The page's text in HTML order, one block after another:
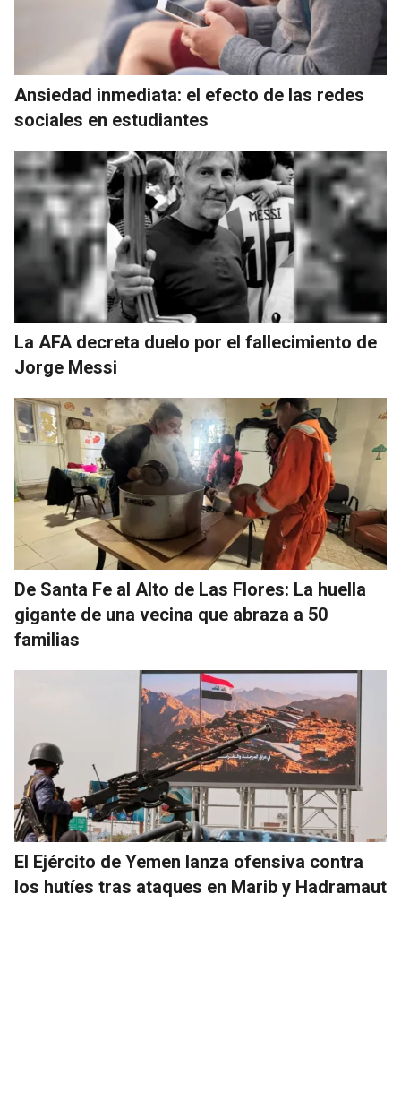
Ansiedad inmediata: el efecto de las redes
sociales en estudiantes
La AFA decreta duelo por el fallecimiento de
Jorge Messi
De Santa Fe al Alto de Las Flores: La huella
gigante de una vecina que abraza a 50
familias
El Ejército de Yemen lanza ofensiva contra
los hutíes tras ataques en Marib y Hadramaut